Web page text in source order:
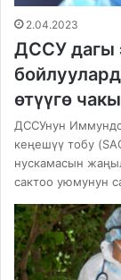
2.04.2023
ДССУ дагы
өтүүгө
ДССУнун
кеңешүү тобу
нускамасын
сактоо уюмунун